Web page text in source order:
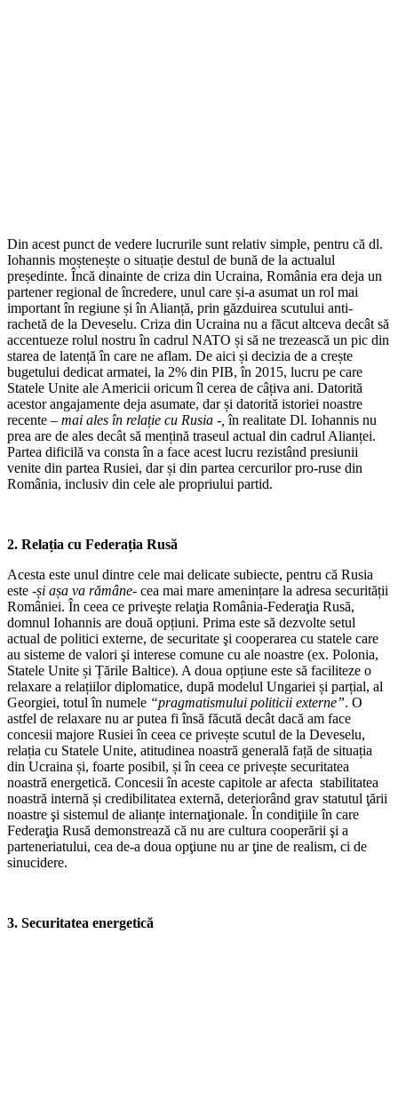
Din acest punct de vedere lucrurile sunt relativ simple, pentru că dl.
Iohannis moștenește o situație destul de bună de la actualul
președinte. Încă dinainte de criza din Ucraina, România era deja un
partener regional de încredere, unul care și-a asumat un rol mai
important în regiune și în Alianță, prin găzduirea scutului anti-
rachetă de la Deveselu. Criza din Ucraina nu a făcut altceva decât să
accentueze rolul nostru în cadrul NATO și să ne trezească un pic din
starea de latență în care ne aflam. De aici și decizia de a crește
bugetului dedicat armatei, la 2% din PIB, în 2015, lucru pe care
Statele Unite ale Americii oricum îl cerea de câțiva ani. Datorită
acestor angajamente deja asumate, dar și datorită istoriei noastre
recente – mai ales în relație cu Rusia -, în realitate Dl. Iohannis nu
prea are de ales decât să mențină traseul actual din cadrul Alianței.
Partea dificilă va consta în a face acest lucru rezistând presiunii
venite din partea Rusiei, dar și din partea cercurilor pro-ruse din
România, inclusiv din cele ale propriului partid.
2. Relația cu Federația Rusă
Acesta este unul dintre cele mai delicate subiecte, pentru că Rusia
este -și așa va rămâne- cea mai mare amenințare la adresa securității
României. În ceea ce priveşte relaţia România-Federaţia Rusă,
domnul Iohannis are două opțiuni. Prima este să dezvolte setul
actual de politici externe, de securitate şi cooperarea cu statele care
au sisteme de valori şi interese comune cu ale noastre (ex. Polonia,
Statele Unite și Țările Baltice). A doua opțiune este să faciliteze o
relaxare a relațiilor diplomatice, după modelul Ungariei și parțial, al
Georgiei, totul în numele “pragmatismului politicii externe”. O
astfel de relaxare nu ar putea fi însă făcută decât dacă am face
concesii majore Rusiei în ceea ce privește scutul de la Deveselu,
relația cu Statele Unite, atitudinea noastră generală față de situația
din Ucraina și, foarte posibil, și în ceea ce privește securitatea
noastră energetică. Concesii în aceste capitole ar afecta stabilitatea
noastră internă și credibilitatea externă, deteriorând grav statutul ţării
noastre şi sistemul de alianțe internaţionale. În condiţiile în care
Federaţia Rusă demonstrează că nu are cultura cooperării şi a
parteneriatului, cea de-a doua opţiune nu ar ţine de realism, ci de
sinucidere.
3. Securitatea energetică